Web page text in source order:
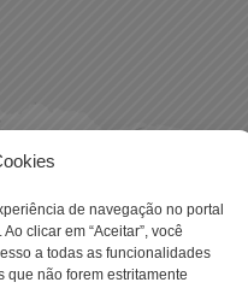
de navegação no portal
clicar em “Aceitar”, você
a todas as funcionalidades
que não forem estritamente